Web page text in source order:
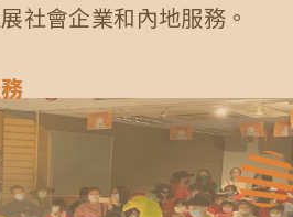
社會企業和內地服務。